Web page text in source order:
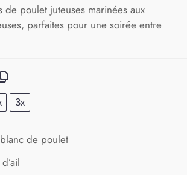
de poulet juteuses marinées aux
parfaites pour une soirée entre
3x
de poulet